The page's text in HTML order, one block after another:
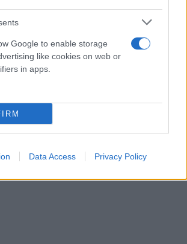
Google to enable storage
like cookies on web or
in apps.
Data Access Privacy Policy